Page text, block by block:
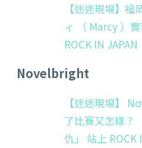
【迷迷現場】福
ィ （ Marcy ）
ROCK IN JAPAN
Novelbright
【迷迷現場】
了比賽又怎樣
仇」 站上 ROCK